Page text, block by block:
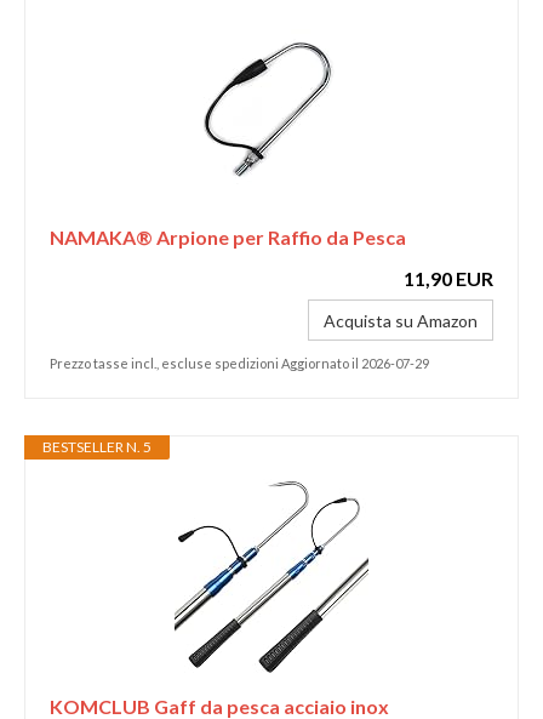
NAMAKA® Arpione per Raffio da Pesca
11,90 EUR
Acquista su Amazon
Prezzo tasse incl., escluse spedizioni Aggiornato il 2026-07-29
BESTSELLER N. 5
KOMCLUB Gaff da pesca acciaio inox